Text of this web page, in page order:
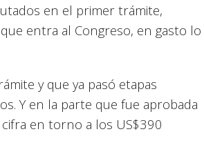
en el primer trámite,
entra al Congreso, en gasto lo
y que ya pasó etapas
Y en la parte que fue aprobada
en torno a los US$390